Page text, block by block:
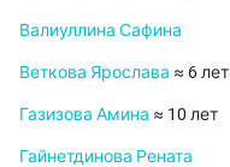
Валиуллина Сафина
Веткова Ярослава ≈ 6 лет
Газизова Амина ≈ 10 лет
Гайнетдинова Рената